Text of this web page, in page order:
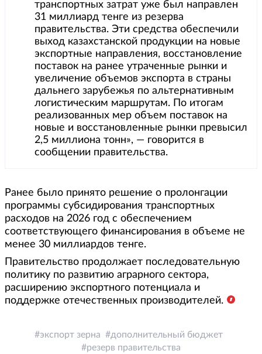
транспортных затрат уже был направлен
31 миллиард тенге из резерва
правительства. Эти средства обеспечили
выход казахстанской продукции на новые
экспортные направления, восстановление
поставок на ранее утраченные рынки и
увеличение объемов экспорта в страны
дальнего зарубежья по альтернативным
логистическим маршрутам. По итогам
реализованных мер объем поставок на
новые и восстановленные рынки превысил
2,5 миллиона тонн», — говорится в
сообщении правительства.
Ранее было принято решение о пролонгации
программы субсидирования транспортных
расходов на 2026 год с обеспечением
соответствующего финансирования в объеме не
менее 30 миллиардов тенге.
Правительство продолжает последовательную
политику по развитию аграрного сектора,
расширению экспортного потенциала и
поддержке отечественных производителей.
экспорт зерна
дополнительный бюджет
резерв правительства